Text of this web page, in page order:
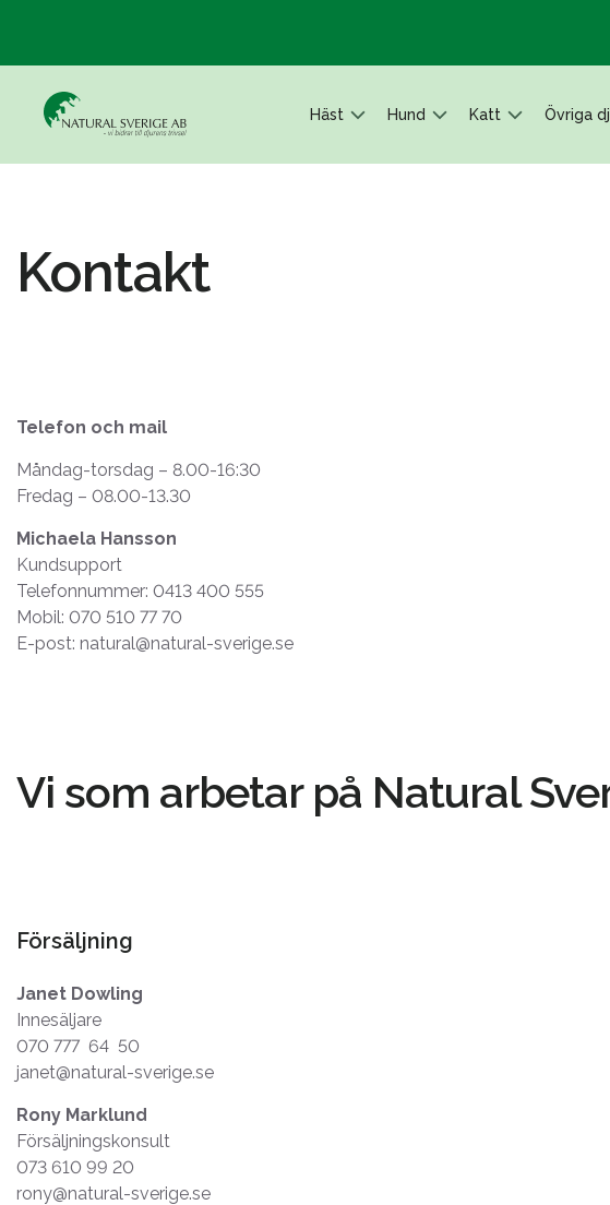
Häst Hund Katt Övriga
Kontakt
Telefon och mail
Måndag-torsdag – 8.00-16:30
Fredag – 08.00-13.30
Michaela Hansson
Kundsupport
Telefonnummer: 0413 400 555
Mobil: 070 510 77 70
E-post: natural@natural-sverige.se
Vi som arbetar på Natural
Försäljning
Janet Dowling
Innesäljare
070 777 64 50
janet@natural-sverige.se
Rony Marklund
Försäljningskonsult
073 610 99 20
rony@natural-sverige.se